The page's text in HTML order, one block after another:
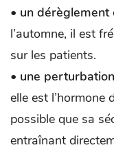
• un dérèglement
l’automne, il est
sur les patients.
• une
elle est l’hormone
possible que sa
entraînant